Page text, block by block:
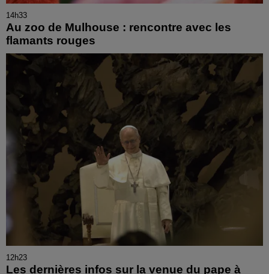
14h33
Au zoo de Mulhouse : rencontre avec les
flamants rouges
12h23
Les dernières infos sur la venue du pape à